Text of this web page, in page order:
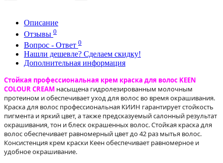
Описание
Отзывы 0
Вопрос - Ответ 0
Нашли дешевле? Сделаем скидку!
Дополнительная информация
Стойкая профессиональная крем краска для волос KEEN
COLOUR CREAM насыщена гидролезированным молочным
протеином и обеспечивает уход для волос во время окрашивания.
Краска для волос профессиональная КИИН гарантирует стойкость
пигмента и яркий цвет, а также предсказуемый салонный результат
окрашивания, тон и блеск окрашенных волос. Стойкая краска для
волос обеспечивает равномерный цвет до 42 раз мытья волос.
Консистенция крем краски Кеен обеспечивает равномерное и
удобное окрашивание.